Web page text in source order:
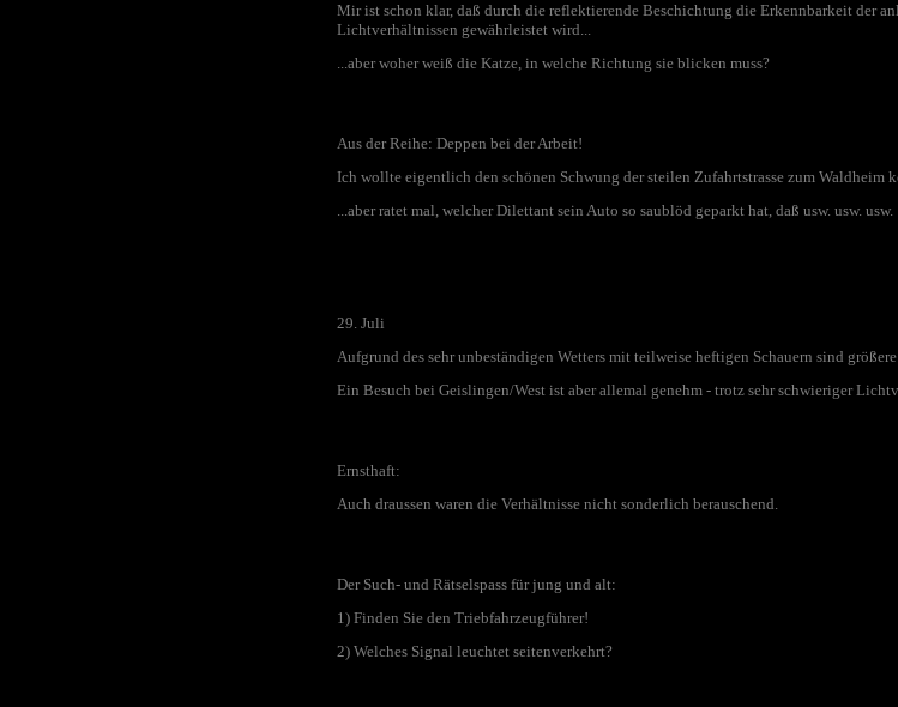
Mir ist schon klar, daß durch die reflektierende Beschichtung die Erkennbarkeit der
Lichtverhältnissen gewährleistet wird...
...aber woher weiß die Katze, in welche Richtung sie blicken muss?
Aus der Reihe: Deppen bei der Arbeit!
Ich wollte eigentlich den schönen Schwung der steilen Zufahrtstrasse zum
...aber ratet mal, welcher Dilettant sein Auto so saublöd geparkt hat, daß usw. usw. usw.
29. Juli
Aufgrund des sehr unbeständigen Wetters mit teilweise heftigen Schauern sind
Ein Besuch bei Geislingen/West ist aber allemal genehm - trotz sehr schwieriger
Ernsthaft:
Auch draussen waren die Verhältnisse nicht sonderlich berauschend.
Der Such- und Rätselspass für jung und alt:
1) Finden Sie den Triebfahrzeugführer!
2) Welches Signal leuchtet seitenverkehrt?